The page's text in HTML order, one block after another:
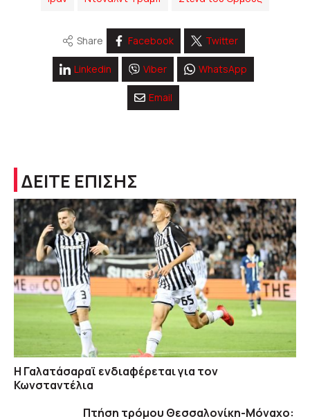
Share Facebook Twitter
Linkedin Viber WhatsApp
Email
ΔΕΙΤΕ ΕΠΙΣΗΣ
Η Γαλατάσαραϊ ενδιαφέρεται για τον
Κωνσταντέλια
Πτήση τρόμου Θεσσαλονίκη-Μόναχο: